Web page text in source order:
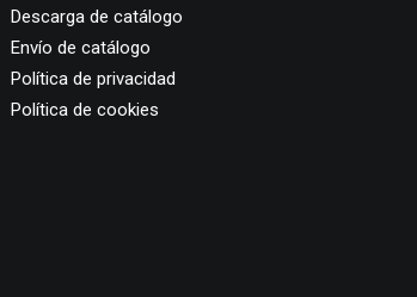
Descarga de catálogo
Envío de catálogo
Política de privacidad
Política de cookies